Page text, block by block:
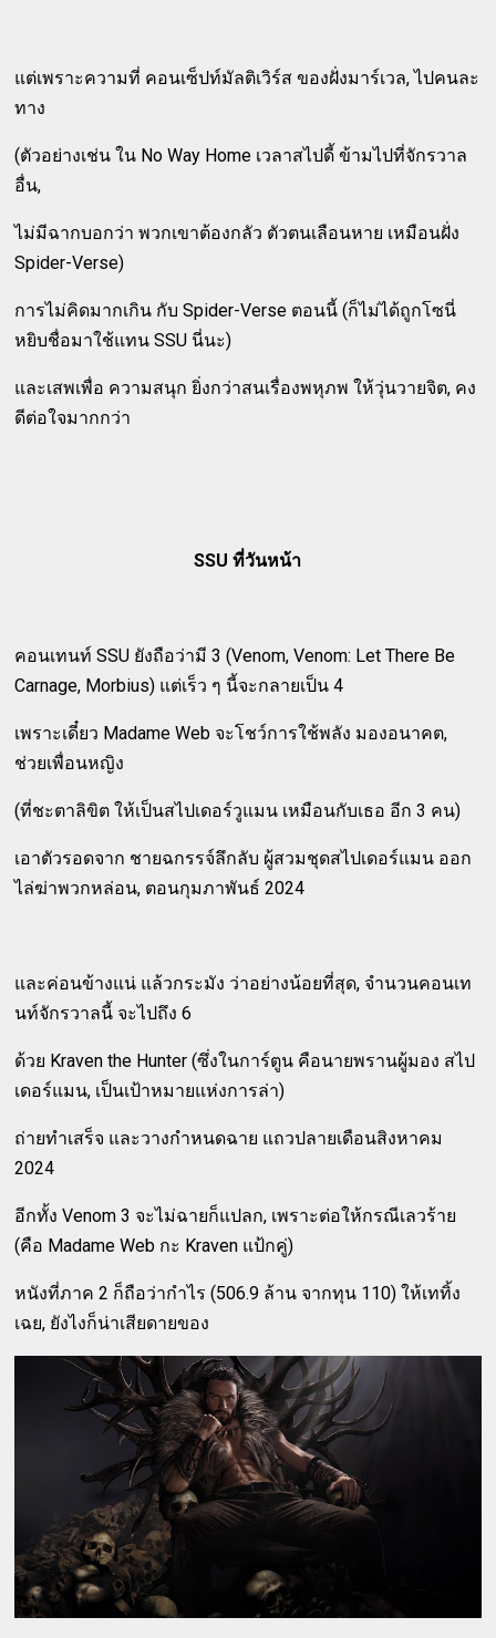
แต่เพราะความที่ คอนเซ็ปท์มัลติเวิร์ส ของฝั่งมาร์เวล, ไปคนละ
ทาง
(ตัวอย่างเช่น ใน No Way Home เวลาสไปดี้ ข้ามไปที่จักรวาล
อื่น,
ไม่มีฉากบอกว่า พวกเขาต้องกลัว ตัวตนเลือนหาย เหมือนฝั่ง
Spider-Verse)
การไม่คิดมากเกิน กับ Spider-Verse ตอนนี้ (ก็ไม่ได้ถูกโซนี่
หยิบชื่อมาใช้แทน SSU นี่นะ)
และเสพเพื่อ ความสนุก ยิ่งกว่าสนเรื่องพหุภพ ให้วุ่นวายจิต, คง
ดีต่อใจมากกว่า
SSU ที่วันหน้า
คอนเทนท์ SSU ยังถือว่ามี 3 (Venom, Venom: Let There Be
Carnage, Morbius) แต่เร็ว ๆ นี้จะกลายเป็น 4
เพราะเดี๋ยว Madame Web จะโชว์การใช้พลัง มองอนาคต,
ช่วยเพื่อนหญิง
(ที่ชะตาลิขิต ให้เป็นสไปเดอร์วูแมน เหมือนกับเธอ อีก 3 คน)
เอาตัวรอดจาก ชายฉกรรจ์ลึกลับ ผู้สวมชุดสไปเดอร์แมน ออก
ไล่ฆ่าพวกหล่อน, ตอนกุมภาพันธ์ 2024
และค่อนข้างแน่ แล้วกระมัง ว่าอย่างน้อยที่สุด, จำนวนคอนเท
นท์จักรวาลนี้ จะไปถึง 6
ด้วย Kraven the Hunter (ซึ่งในการ์ตูน คือนายพรานผู้มอง สไป
เดอร์แมน, เป็นเป้าหมายแห่งการล่า)
ถ่ายทำเสร็จ และวางกำหนดฉาย แถวปลายเดือนสิงหาคม
2024
อีกทั้ง Venom 3 จะไม่ฉายก็แปลก, เพราะต่อให้กรณีเลวร้าย
(คือ Madame Web กะ Kraven แป้กคู่)
หนังที่ภาค 2 ก็ถือว่ากำไร (506.9 ล้าน จากทุน 110) ให้เททิ้ง
เฉย, ยังไงก็น่าเสียดายของ